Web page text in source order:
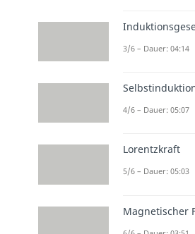
3/6 – Dauer: 04:14
4/6 – Dauer: 05:07
Lorentzkraft
5/6 – Dauer: 05:03
Magnetischer